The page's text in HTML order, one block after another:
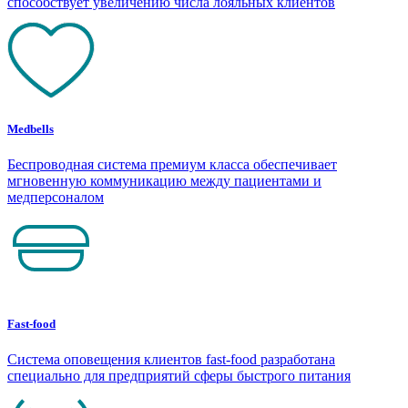
Medbells
Беспроводная система премиум класса обеспечивает
мгновенную коммуникацию между пациентами и
медперсоналом
Fast-food
Система оповещения клиентов fast-food разработана
специально для предприятий сферы быстрого питания